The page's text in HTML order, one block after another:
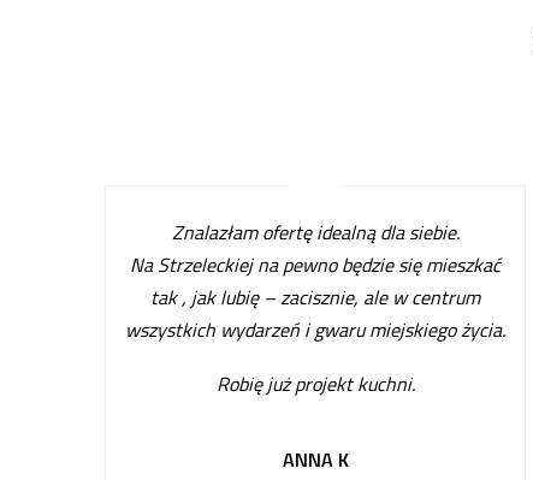
Znalazłam ofertę idealną dla siebie.
Na Strzeleckiej na pewno będzie się mieszkać
tak , jak lubię – zacisznie, ale w centrum
wszystkich wydarzeń i gwaru miejskiego życia.
Robię już projekt kuchni.
ANNA K